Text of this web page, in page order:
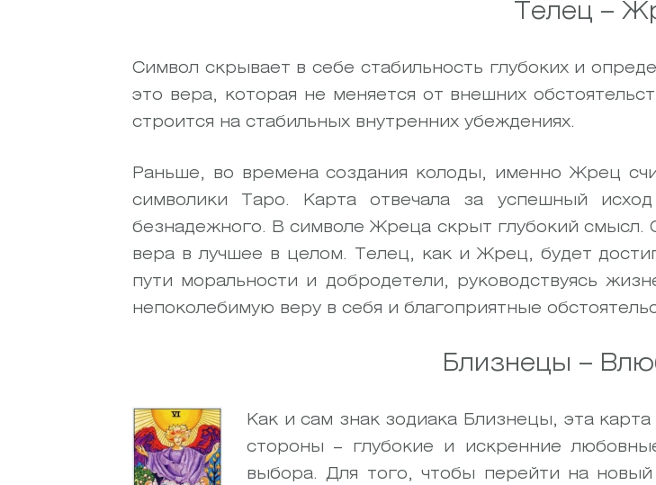
Телец –
Символ скрывает в себе стабильность глубоких и
это вера, которая не меняется от внешних
строится на стабильных внутренних убеждениях.
Раньше, во времена создания колоды, именно Жрец
символики Таро. Карта отвечала за успешный
безнадежного. В символе Жреца скрыт глубокий смысл.
вера в лучшее в целом. Телец, как и Жрец, будет
пути моральности и добродетели, руководствуясь
непоколебимую веру в себя и благоприятные
Близнецы –
Как и сам знак зодиака Близнецы, эта
стороны – глубокие и искренние
выбора. Для того, чтобы перейти на